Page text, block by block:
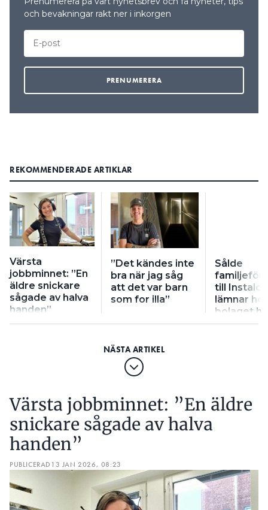
Elon
blir ny ordinarie vd för Elon-
koncernen. Han efterträder Stefan Lebrot, som i
Garo
JONAS KLARÉNär ny vd- och koncernchef hos Garo.
Han kommer närmast från rollen som vd för
Infratek Sverige.
PETER JOHANSSONutses till affärsområdeschef för
Installation & Lighting med start senast i maj. Han
kommer närmast från Dahl och efterträder Johan
och bevakningar rakt ner i inkorgen
REKOMMENDERADE ARTIKLAR
Värsta
jobbminnet: ”En
äldre snickare
sågade av halva
handen”
”Det kändes inte
bra när jag såg
att det var barn
som for illa”
Sålde
till Instalco
lämnar
bolaget
Värsta jobbminnet: ”En äldre
snickare sågade av halva
handen”
PUBLICERAD 13 JAN 2026, 08:23